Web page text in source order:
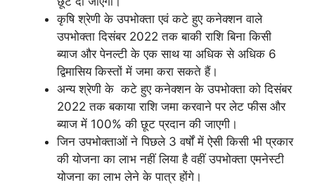
कृषि श्रेणी के उपभोक्ता एवं कटे हुए कनेक्शन वाले
उपभोक्ता दिसंबर 2022 तक बाकी राशि बिना किसी
ब्याज और पेनल्टी के एक साथ या अधिक से अधिक 6
द्विमासिय किस्तों में जमा करा सकते हैं।
अन्य श्रेणी के कटे हुए कनेक्शन के उपभोक्ता को दिसंबर
2022 तक बकाया राशि जमा करवाने पर लेट फीस और
ब्याज में 100% की छूट प्रदान की जाएगी।
जिन उपभोक्ताओं ने पिछले 3 वर्षों में ऐसी किसी भी प्रकार
की योजना का लाभ नहीं लिया है वहीं उपभोक्ता एमनेस्टी
योजना का लाभ लेने के पात्र होंगे।